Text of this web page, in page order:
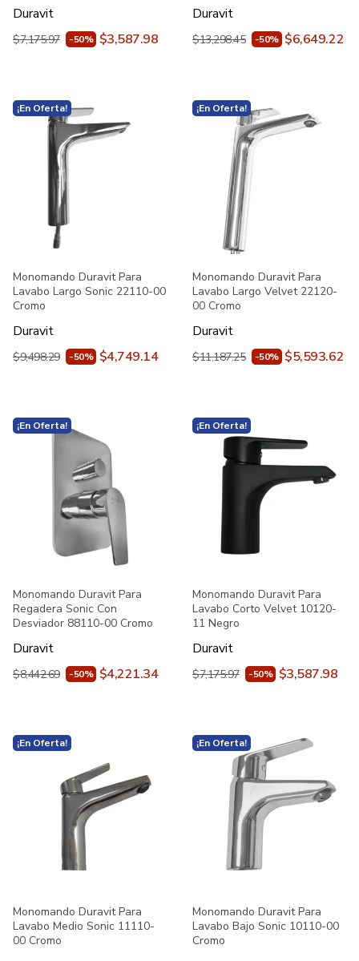
Duravit
$7,175.97 -50% $3,587.98
Duravit
$13,298.45 -50% $6,649.22
¡En Oferta!
Monomando Duravit Para
Lavabo Largo Sonic 22110-00
Cromo
Duravit
$9,498.29 -50% $4,749.14
¡En Oferta!
Monomando Duravit Para
Lavabo Largo Velvet 22120-
00 Cromo
Duravit
$11,187.25 -50% $5,593.62
¡En Oferta!
Monomando Duravit Para
Regadera Sonic Con
Desviador 88110-00 Cromo
Duravit
$8,442.69 -50% $4,221.34
¡En Oferta!
Monomando Duravit Para
Lavabo Corto Velvet 10120-
11 Negro
Duravit
$7,175.97 -50% $3,587.98
¡En Oferta!
Monomando Duravit Para
Lavabo Medio Sonic 11110-
00 Cromo
¡En Oferta!
Monomando Duravit Para
Lavabo Bajo Sonic 10110-00
Cromo